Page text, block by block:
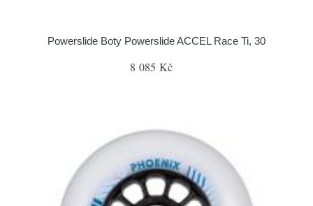
Powerslide Boty Powerslide ACCEL Race Ti, 30
8 085 Kč